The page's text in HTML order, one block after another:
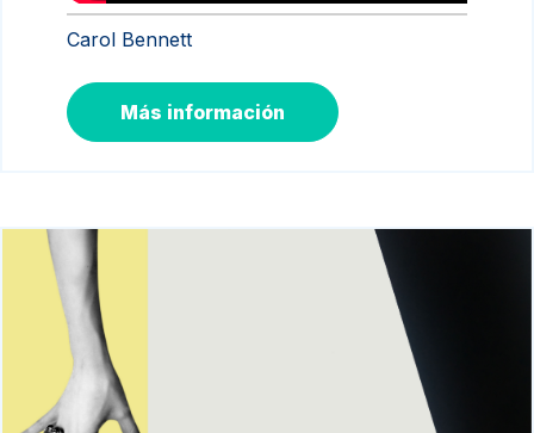
Carol Bennett
Más información